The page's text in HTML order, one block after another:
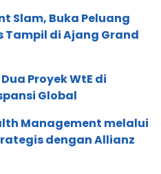
Slam, Buka Peluang
Tampil di Ajang Grand
Dua Proyek WtE di
Global
Management melalui
dengan Allianz